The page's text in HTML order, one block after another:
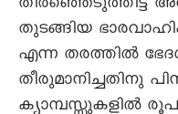
തിരഞ്ഞെടുത്തിട്ട്
തുടങ്ങിയ
എന്ന തരത്തിൽ
ക്യാമ്പസ്സുകളിൽ